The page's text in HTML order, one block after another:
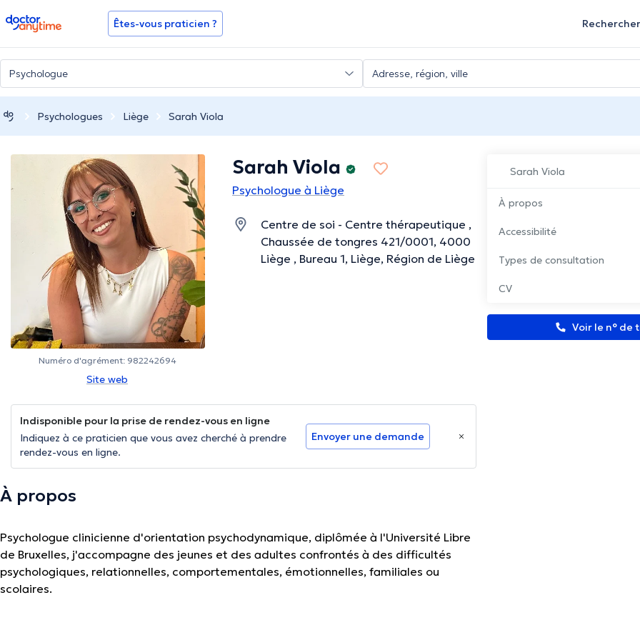
doctoranytime Êtes-vous praticien ? Rechercher
Psychologues Liège Sarah Viola
Sarah Viola
À propos
Accessibilité
Types de consultation
CV
Voir le n° de
Numéro d'agrément: 982242694
Site web
Sarah Viola
Psychologue à Liège
Centre de soi - Centre thérapeutique ,
Chaussée de tongres 421/0001, 4000
Liège , Bureau 1, Liège, Région de Liège
Indisponible pour la prise de rendez-vous en ligne
Indiquez à ce praticien que vous avez cherché à prendre
rendez-vous en ligne.
Envoyer une demande
À propos
Psychologue clinicienne d'orientation psychodynamique, diplômée à l'Université Libre
de Bruxelles, j'accompagne des jeunes et des adultes confrontés à des difficultés
psychologiques, relationnelles, comportementales, émotionnelles, familiales ou
scolaires.